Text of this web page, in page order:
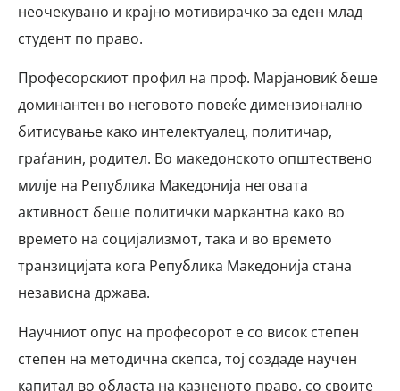
неочекувано и крајно мотивирачко за еден млад
студент по право.
Професорскиот профил на проф. Марјановиќ беше
доминантен во неговото повеќе димензионално
битисување како интелектуалец, политичар,
граѓанин, родител. Во македонското општествено
милје на Република Македонија неговата
активност беше политички маркантна како во
времето на социјализмот, така и во времето
транзицијата кога Република Македонија стана
независна држава.
Научниот опус на професорот е со висок степен
степен на методична скепса, тој создаде научен
капитал во областа на казненото право, со своите